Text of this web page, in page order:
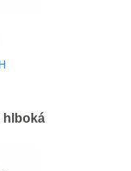
hlboká